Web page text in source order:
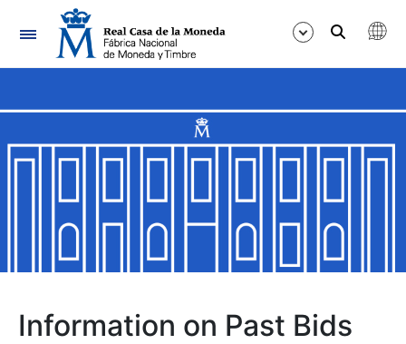
Navigation
Show/Hide
Show/Hide
Show/Hide
Information on Past Bids